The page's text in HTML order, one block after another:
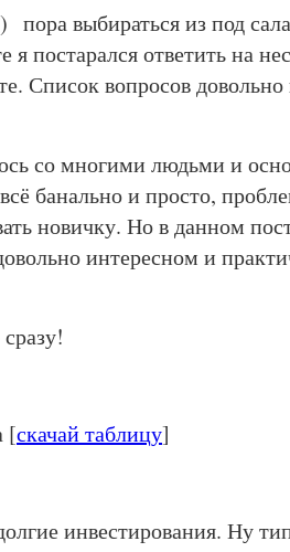
выбираться из под
постарался ответить на
Список вопросов
со многими людьми и
банально и просто,
новичку. Но в данном
интересном и
[скачай таблицу]
инвестирования. Ну